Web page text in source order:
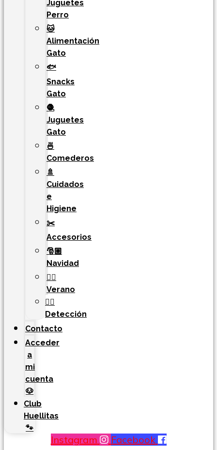
Juguetes
Perro
🐱
Alimentación
Gato
🐟
Snacks
Gato
🧶
Juguetes
Gato
🍜
Comederos
🚿
Cuidados
e
Higiene
✂️
Accesorios
🎅🏼
Navidad
🏄‍♀️
Verano
🐕‍🦺
Detección
Contacto
Acceder
a
mi
cuenta
🐶
Club
Huellitas
🐾
Instagram
Facebook